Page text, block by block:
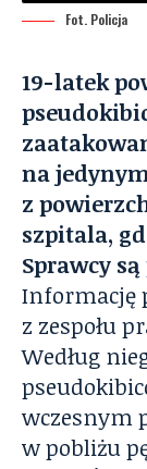
Fot. Policja
19-latek
na
z
szpitala,
Sprawcy
Informację
z zespołu
Według
wczesnym
w pobliżu